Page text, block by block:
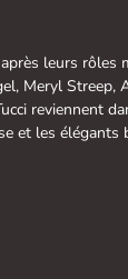
leurs rôles
Meryl Streep,
reviennent
et les élégants